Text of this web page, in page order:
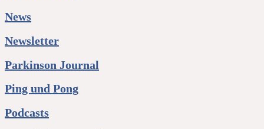
News
Newsletter
Parkinson Journal
Ping und Pong
Podcasts